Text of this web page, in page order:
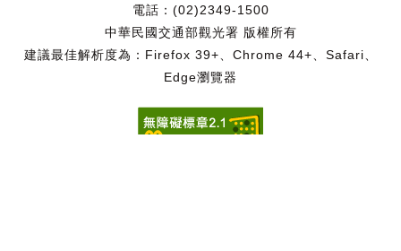
電話：(02)2349-1500
中華民國交通部觀光署 版權所有
建議最佳解析度為：Firefox 39+、Chrome 44+、Safari、
Edge瀏覽器